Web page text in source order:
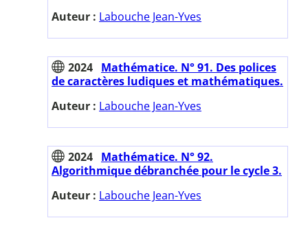
Auteur : Labouche Jean-Yves
2024 Mathématice. N° 91. Des polices
de caractères ludiques et mathématiques.
Auteur : Labouche Jean-Yves
2024 Mathématice. N° 92.
Algorithmique débranchée pour le cycle 3.
Auteur : Labouche Jean-Yves